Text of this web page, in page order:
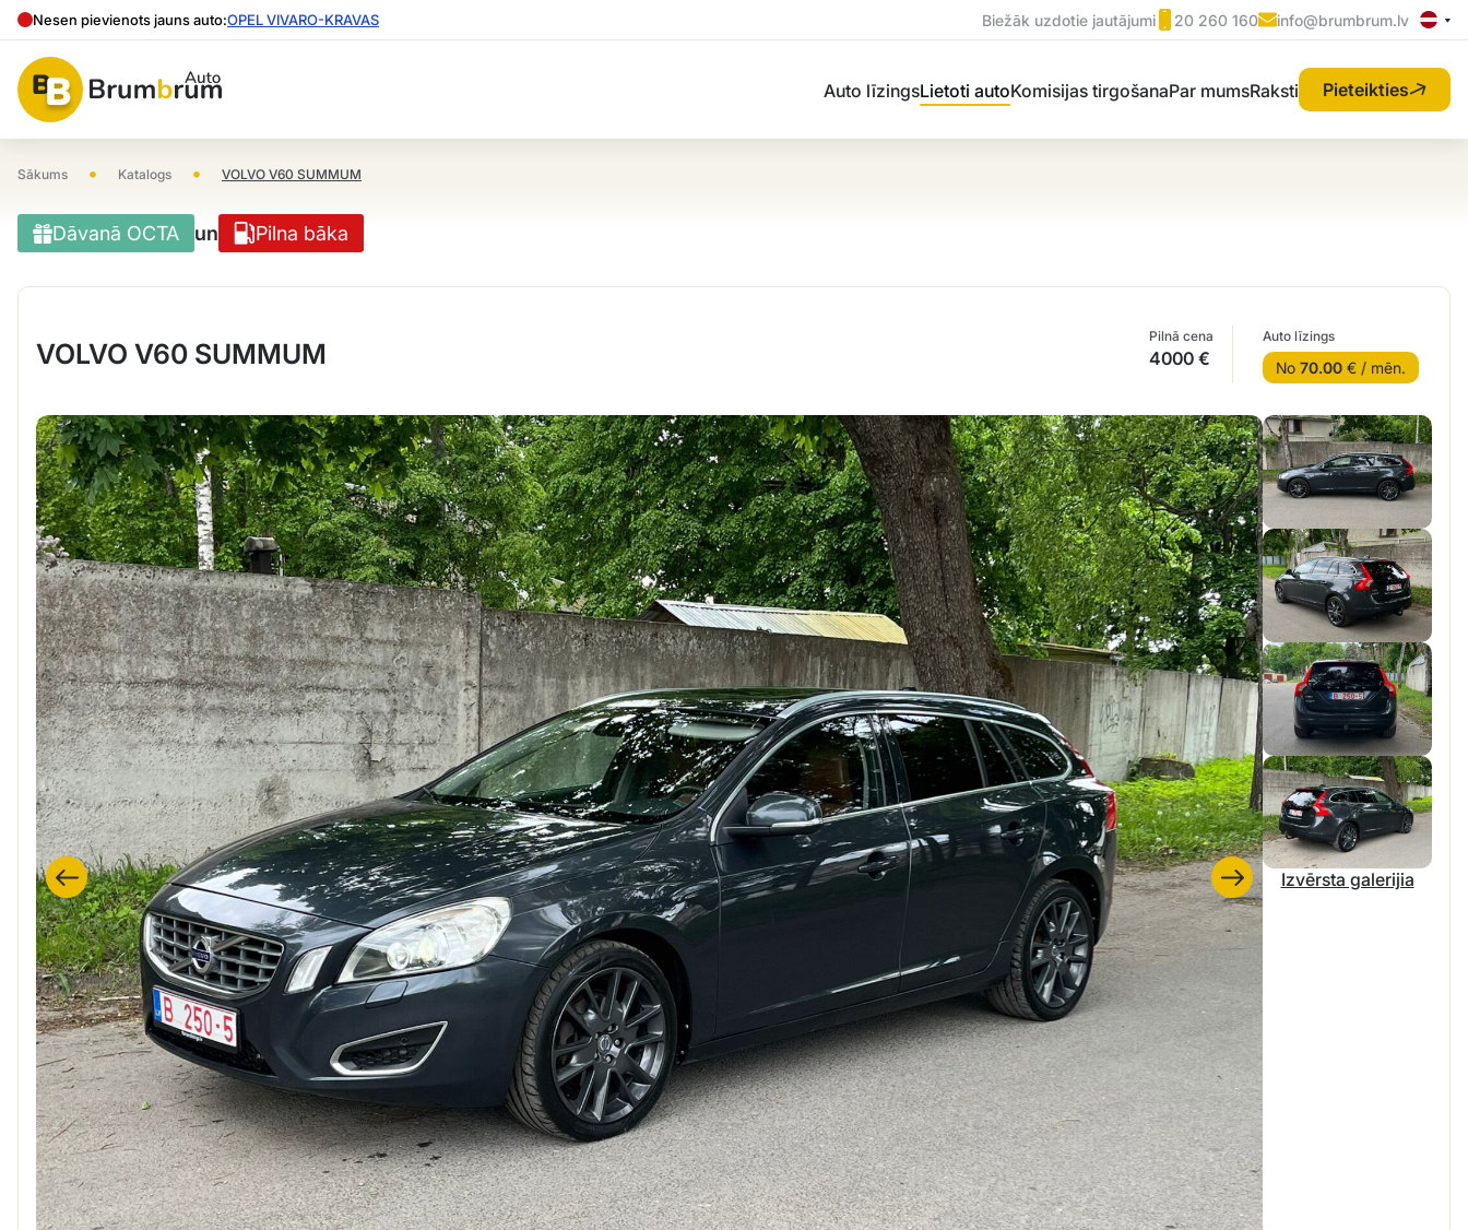
Nesen pievienots jauns auto:OPEL VIVARO-KRAVAS Biežāk uzdotie jautājumi 20 260 160 info@brumbrum.lv
Auto līzingsLietoti autoKomisijas tirgošanaPar mumsRaksti Pieteikties
Sākums • Katalogs • VOLVO V60 SUMMUM
Dāvanā OCTA un Pilna bāka
VOLVO V60 SUMMUM
Pilnā cena
4000 €
Auto līzings
No 70.00 € / mēn.
Izvērsta galerijia